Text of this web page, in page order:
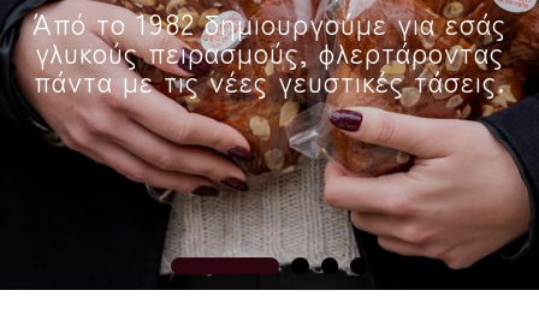
το 1982 δημιουργούμε για εσάς
πειρασμούς, φλερτάροντας
με τις νέες γευστικές τάσεις.